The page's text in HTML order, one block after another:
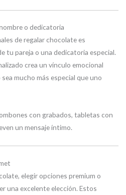
o dedicatoria
de regalar chocolate es
tu pareja o una dedicatoria especial.
crea un vínculo emocional
mucho más especial que uno
con grabados, tabletas con
un mensaje íntimo.
elegir opciones premium o
una excelente elección. Estos